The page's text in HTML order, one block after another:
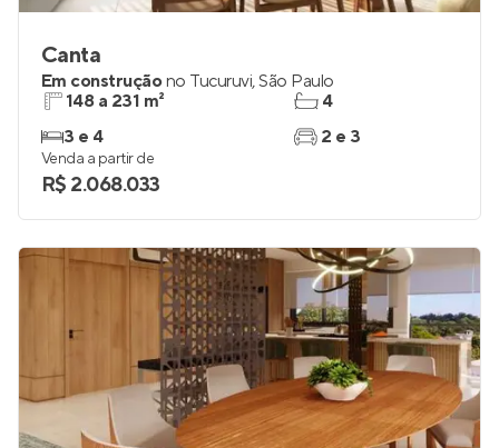
Canta
Em construçãono Tucuruvi,São Paulo
148 a 231 m²
3 e 4
4
2 e 3
Venda a partir de
R$ 2.068.033